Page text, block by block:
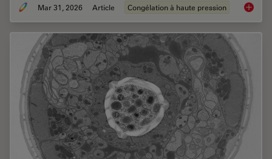
Mar 31, 2026 Article Congélation à haute pression High-